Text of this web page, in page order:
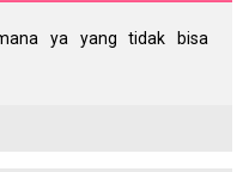
ya yang tidak bisa